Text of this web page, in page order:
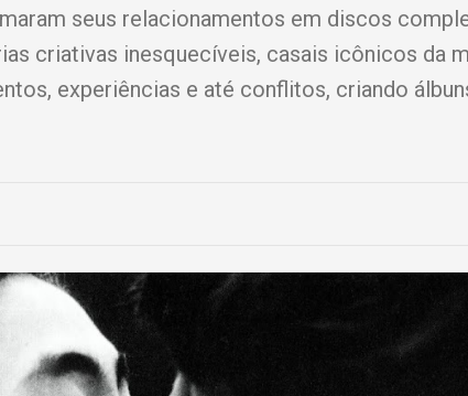
seus relacionamentos em discos
criativas inesquecíveis, casais icônicos da
experiências e até conflitos, criando